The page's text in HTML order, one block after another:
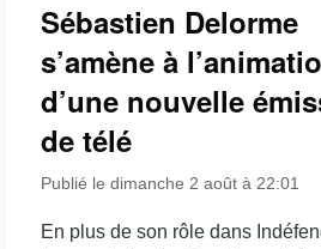
Sébastien Delorme
s’amène à
d’une nouvelle
de télé
Publié le dimanche 2 août à 22:01
En plus de son rôle dans